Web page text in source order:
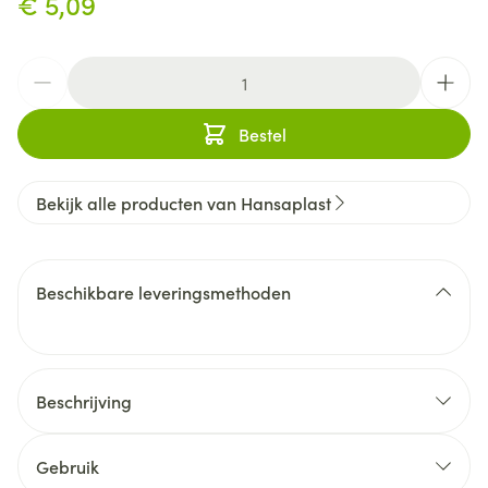
Bestel
Bekijk alle producten van Hansaplast
Beschikbare leveringsmethoden
Beschrijving
huidvriendelijk en geschikt voor het bedekken van
Gebruik